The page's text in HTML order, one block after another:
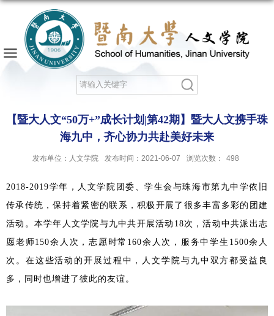
【暨大人文“50万+”成长计划|第42期】暨大人文携手珠
海九中，齐心协力共赴美好未来
发布单位：人文学院 发布时间：2021-06-07 浏览次数： 498
2018-2019学年，人文学院团委、学生会与珠海市第九中学依旧
传承传统，保持着紧密的联系，积极开展了很多丰富多彩的团建
活动。本学年人文学院与九中共开展活动18次，活动中共派出志
愿老师150余人次，志愿时常160余人次，服务中学生1500余人
次。在这些活动的开展过程中，人文学院与九中双方都受益良
多，同时也增进了彼此的友谊。